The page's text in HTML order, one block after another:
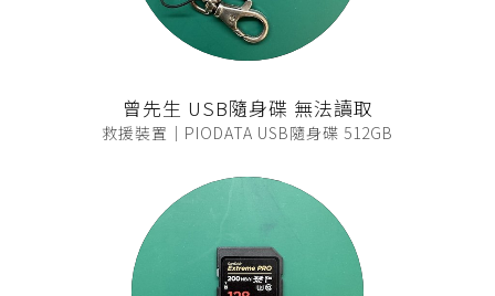
曾先生 USB隨身碟 無法讀取
救援裝置｜PIODATA USB隨身碟 512GB